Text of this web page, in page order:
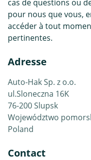
cas de questions ou
pour nous que vous,
accéder à tout
pertinentes.
Adresse
Auto-Hak Sp. z o.o.
ul.Sloneczna 16K
76-200 Slupsk
Województwo
Poland
Contact